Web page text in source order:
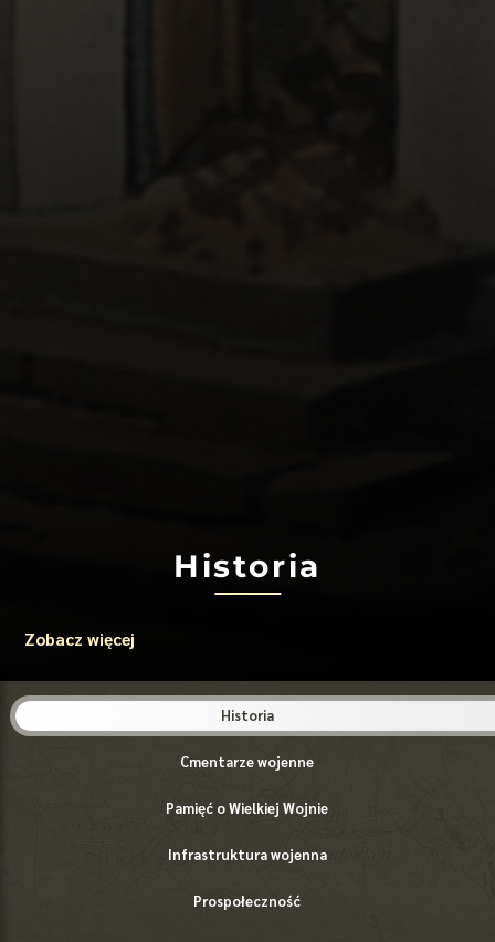
Historia
Zobacz więcej
Historia
Cmentarze wojenne
Pamięć o Wielkiej Wojnie
Infrastruktura wojenna
Prospołeczność